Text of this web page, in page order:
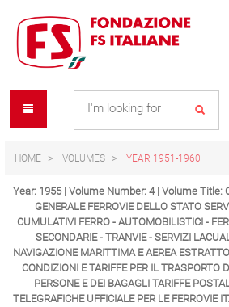
content
navigation
menu
HOME VOLUMES YEAR 1951-1960
Year: 1955 | Volume Number: 4 | Volume Title:
GENERALE FERROVIE DELLO STATO
CUMULATIVI FERRO - AUTOMOBILISTICI -
SECONDARIE - TRANVIE - SERVIZI
NAVIGAZIONE MARITTIMA E AEREA
CONDIZIONI E TARIFFE PER IL TRASPORTO
PERSONE E DEI BAGAGLI TARIFFE
TELEGRAFICHE UFFICIALE PER LE FERROVIE